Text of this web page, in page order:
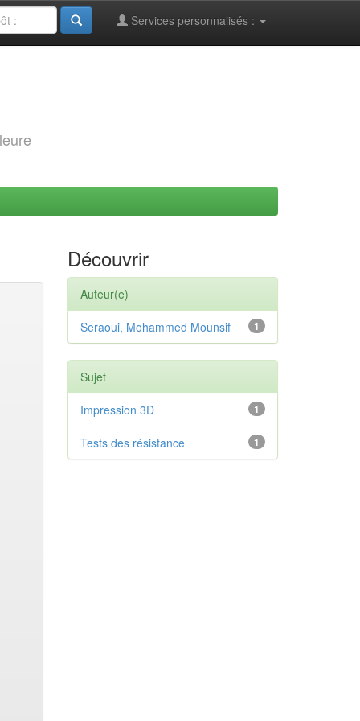
Services personnalisés :
Découvrir
Auteur(e)
1
Seraoui, Mohammed Mounsif
Sujet
1
Impression 3D
1
Tests des résistance